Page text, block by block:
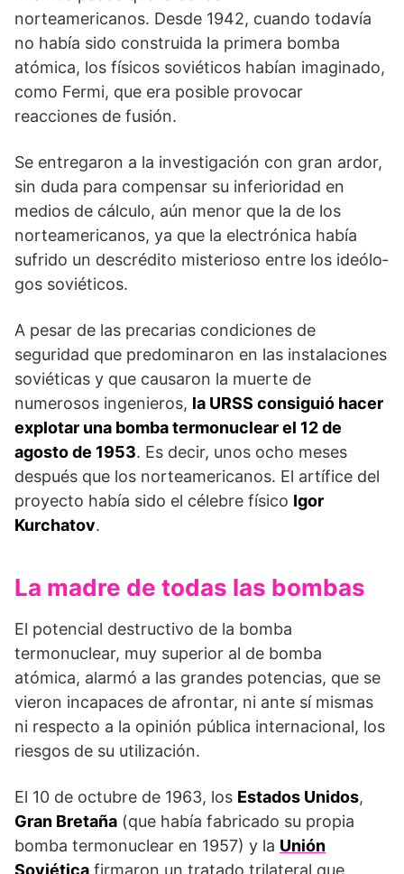
norteamericanos. Desde 1942, cuando todavía
no había sido construida la primera bomba
atómica, los físicos sovié­ticos habían imaginado,
como Fermi, que era posible provocar
reacciones de fusión.
Se entregaron a la investigación con gran ardor,
sin duda para compensar su inferioridad en
medios de cálculo, aún menor que la de los
norteamericanos, ya que la electrónica había
sufrido un descrédito misterioso entre los ideólo­
gos soviéticos.
A pesar de las precarias condiciones de
seguridad que predominaron en las instalaciones
soviéticas y que causaron la muerte de
numerosos ingenieros, la URSS consiguió hacer
explotar una bomba termonuclear el 12 de
agosto de 1953. Es decir, unos ocho meses
después que los norteamericanos. El artífice del
proyecto había sido el célebre físico Igor
Kurchatov.
La madre de todas las bombas
El potencial destructivo de la bomba
termonuclear, muy superior al de bomba
atómica, alarmó a las grandes potencias, que se
vieron incapaces de afrontar, ni ante sí mismas
ni respecto a la opinión pública internacional, los
riesgos de su utilización.
El 10 de octubre de 1963, los Estados Unidos,
Gran Bretaña (que había fabricado su propia
bomba termonuclear en 1957) y la Unión
Soviética firmaron un tratado trilateral que